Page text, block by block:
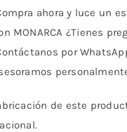
ahora y luce un
MONARCA ¿Tienes
por
de este